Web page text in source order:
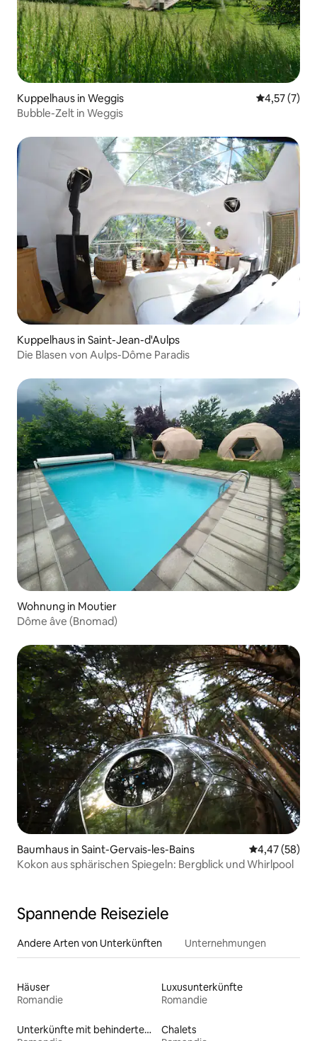
Kuppelhaus in Weggis
4,57 (7)
Bubble-Zelt in Weggis
Kuppelhaus in Saint-Jean-d'Aulps
Die Blasen von Aulps-Dôme Paradis
Wohnung in Moutier
Dôme âve (Bnomad)
Baumhaus in Saint-Gervais-les-Bains
4,47 (58)
Kokon aus sphärischen Spiegeln: Bergblick und Whirlpool
Spannende Reiseziele
Andere Arten von Unterkünften Unternehmungen
Häuser
Romandie
Luxusunterkünfte
Romandie
Unterkünfte mit behindertengerechtem Bett
Chalets